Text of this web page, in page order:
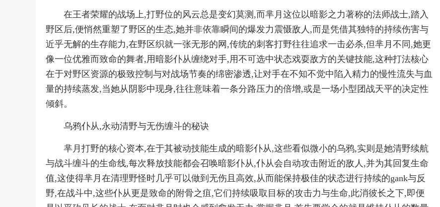
在王者荣耀的战场上,打野位的风云总是变幻莫测,而芈月这位以暗影之力著称的法师战士,踏入
野区后,便悄然重塑了野区的生态,她并非依靠瞬间的爆发力震慑敌人,而是凭借其独特的持续伤害与
近乎无解的生存能力,在野区织就一张无形的网,传统的刺客打野往往追求一击必杀,但芈月不同,她更
像一位优雅而致命的舞者,用暗影仆从缠绕对手,用不可选中状态戏耍敌方的关键技能,这种打法核心
在于对野区资源的极致控制与对战场节奏的绵密渗透,让对手在不知不觉中陷入精力的慢性流失与血
量的持续蒸发,当她从阴影中现身,往往意味着一条分路压力的倍增,或是一场小型团战天平的决定性
倾斜。
乌鸦仆从,永动清野与无伤缠斗的秘诀
芈月打野的核心资本,在于其被动技能生成的暗影仆从,这些看似微小的乌鸦,实则是她清野续航
与战斗缠斗的生命线,每次释放技能都会召唤暗影仆从,仆从会自动攻击附近的敌人,并为其回复生命
值,这使得芈月在清理野怪时几乎可以做到无伤且高效,从而能保持极佳的状态进行持续的gank与反
野,在战斗中,这些仆从更是致命的附骨之疽,它们持续吸取目标的攻击力与生命,此消彼长之下,即便